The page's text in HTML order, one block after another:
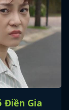
Điền Gia